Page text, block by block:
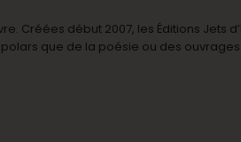
Créées début 2007, les Éditions Jets
que de la poésie ou des